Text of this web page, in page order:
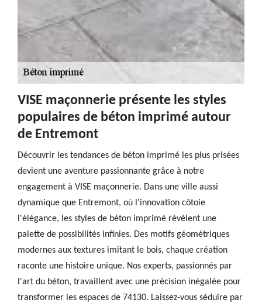
VISE maçonnerie présente les styles
populaires de béton imprimé autour
de Entremont
Découvrir les tendances de béton imprimé les plus prisées
devient une aventure passionnante grâce à notre
engagement à VISE maçonnerie. Dans une ville aussi
dynamique que Entremont, où l'innovation côtoie
l'élégance, les styles de béton imprimé révèlent une
palette de possibilités infinies. Des motifs géométriques
modernes aux textures imitant le bois, chaque création
raconte une histoire unique. Nos experts, passionnés par
l'art du béton, travaillent avec une précision inégalée pour
transformer les espaces de 74130. Laissez-vous séduire par